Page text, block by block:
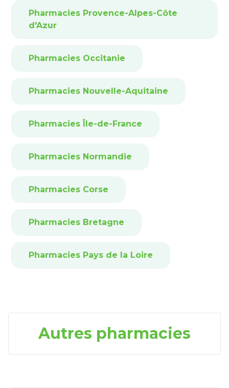
Pharmacies Provence-Alpes-Côte
d'Azur
Pharmacies Occitanie
Pharmacies Nouvelle-Aquitaine
Pharmacies Île-de-France
Pharmacies Normandie
Pharmacies Corse
Pharmacies Bretagne
Pharmacies Pays de la Loire
Autres pharmacies